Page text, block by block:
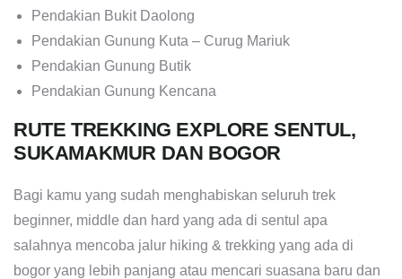
Pendakian Bukit Daolong
Pendakian Gunung Kuta – Curug Mariuk
Pendakian Gunung Butik
Pendakian Gunung Kencana
RUTE TREKKING EXPLORE SENTUL,
SUKAMAKMUR DAN BOGOR
Bagi kamu yang sudah menghabiskan seluruh trek
beginner, middle dan hard yang ada di sentul apa
salahnya mencoba jalur hiking & trekking yang ada di
bogor yang lebih panjang atau mencari suasana baru dan